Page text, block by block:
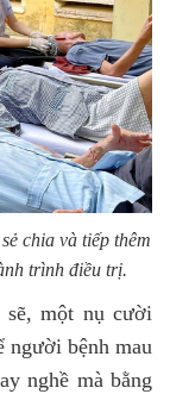
chia và tiếp thêm
trình điều trị.
sẽ, một nụ cười
người bệnh mau
nghề mà bằng